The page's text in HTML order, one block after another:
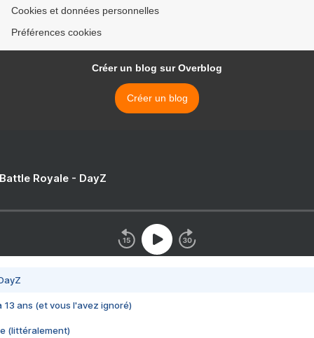
Cookies et données personnelles
Préférences cookies
Créer un blog sur Overblog
Créer un blog
Royale - DayZ
13 ans (et vous l'avez ignoré)
(littéralement)